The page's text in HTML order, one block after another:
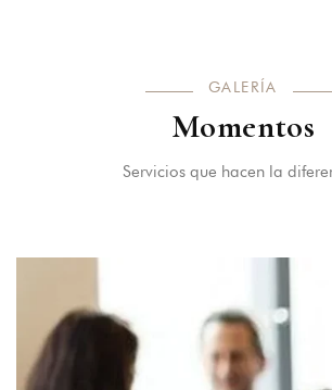
GALERÍA
Momentos
Servicios que hacen la